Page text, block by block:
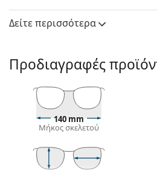
γυαλιά ηλίου για τέλεια όραση.
Σκελετός γυαλιών ηλίου
Το μπλε χρώμα του
ένα δροσερό φυσικό χρώμα
καφέ, μαύρα ή ανοιχτά
Οι τετράγωνοι σκελετοί
ιδανική επιλογή για όσους
ή τριγωνικό σχήμα
Δείτε περισσότερα
Προδιαγραφές
140 mm
Μήκος σκελετού